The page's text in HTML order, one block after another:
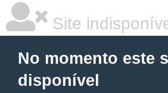
Site
No momento este
disponível